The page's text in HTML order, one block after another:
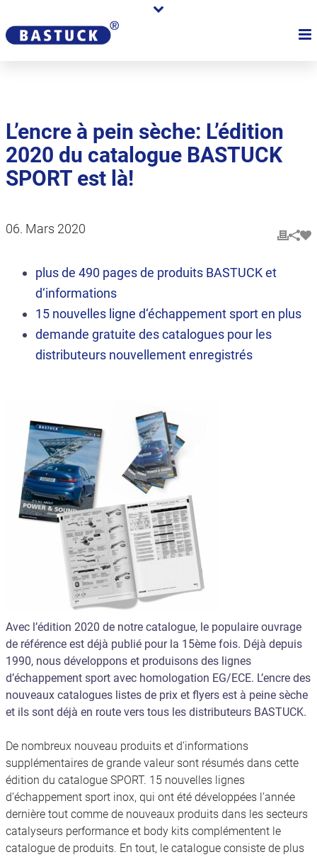
L’encre à pein sèche: L’édition
2020 du catalogue BASTUCK
SPORT est là!
06. Mars 2020
plus de 490 pages de produits BASTUCK et
d‘informations
15 nouvelles ligne d‘échappement sport en plus
demande gratuite des catalogues pour les
distributeurs nouvellement enregistrés
Avec l’édition 2020 de notre catalogue, le populaire ouvrage
de référence est déjà publié pour la 15ème fois. Déjà depuis
1990, nous développons et produisons des lignes
d’échappement sport avec homologation EG/ECE. L’encre des
nouveaux catalogues listes de prix et flyers est à peine sèche
et ils sont déjà en route vers tous les distributeurs BASTUCK.
De nombreux nouveau produits et d’informations
supplémentaires de grande valeur sont résumés dans cette
édition du catalogue SPORT. 15 nouvelles lignes
d’échappement sport inox, qui ont été développées l’année
dernière tout comme de nouveaux produits dans les secteurs
catalyseurs performance et body kits complémentent le
catalogue de produits. En tout, le catalogue consiste de plus